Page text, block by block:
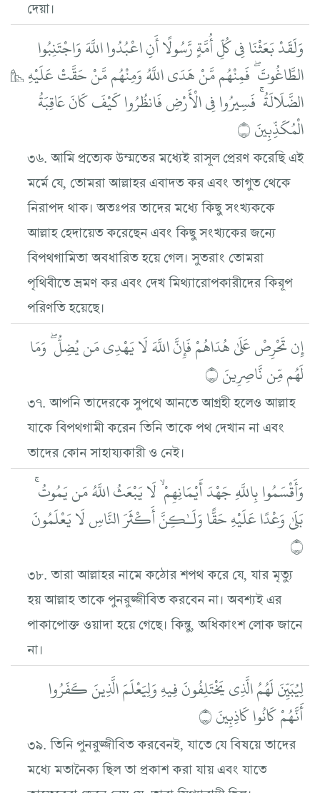
দেয়া।
وَلَقَدْ بَعَثْنَا فِي كُلِّ أُمَّةٍ رَّسُولًا أَنِ اعْبُدُوا اللَّهَ وَاجْتَنِبُوا
الطَّاغُوتَ ۖ فَمِنْهُم مَّنْ هَدَى اللَّهُ وَمِنْهُم مَّنْ حَقَّتْ عَلَيْهِ
الضَّلَالَةُ ۚ فَسِيرُوا فِي الْأَرْضِ فَانظُرُوا كَيْفَ كَانَ عَاقِبَةُ
الْمُكَذِّبِينَ ۝
৩৬. আমি প্রত্যেক উম্মতের মধ্যেই রাসূল প্রেরণ করেছি এই
মর্মে যে, তোমরা আল্লাহর এবাদত কর এবং তাগুত থেকে
নিরাপদ থাক। অতঃপর তাদের মধ্যে কিছু সংখ্যককে
আল্লাহ হেদায়েত করেছেন এবং কিছু সংখ্যকের জন্যে
বিপথগামিতা অবধারিত হয়ে গেল। সুতরাং তোমরা
পৃথিবীতে ভ্রমণ কর এবং দেখ মিথ্যারোপকারীদের কিরূপ
পরিণতি হয়েছে।
إِن تَحْرِصْ عَلَىٰ هُدَاهُمْ فَإِنَّ اللَّهَ لَا يَهْدِي مَن يُضِلُّ ۖ وَمَا
لَهُم مِّن نَّاصِرِينَ ۝
৩৭. আপনি তাদেরকে সুপথে আনতে আগ্রহী হলেও আল্লাহ
যাকে বিপথগামী করেন তিনি তাকে পথ দেখান না এবং
তাদের কোন সাহায্যকারী ও নেই।
وَأَقْسَمُوا بِاللَّهِ جَهْدَ أَيْمَانِهِمْ ۙ لَا يَبْعَثُ اللَّهُ مَن يَمُوتُ ۚ
بَلَىٰ وَعْدًا عَلَيْهِ حَقًّا وَلَـٰكِنَّ أَكْثَرَ النَّاسِ لَا يَعْلَمُونَ
۝
৩৮. তারা আল্লাহর নামে কঠোর শপথ করে যে, যার মৃত্যু
হয় আল্লাহ তাকে পুনরুজ্জীবিত করবেন না। অবশ্যই এর
পাকাপোক্ত ওয়াদা হয়ে গেছে। কিন্তু, অধিকাংশ লোক জানে
না।
لِيُبَيِّنَ لَهُمُ الَّذِي يَخْتَلِفُونَ فِيهِ وَلِيَعْلَمَ الَّذِينَ كَفَرُوا
أَنَّهُمْ كَانُوا كَاذِبِينَ ۝
৩৯. তিনি পুনরুজ্জীবিত করবেনই, যাতে যে বিষয়ে তাদের
মধ্যে মতানৈক্য ছিল তা প্রকাশ করা যায় এবং যাতে